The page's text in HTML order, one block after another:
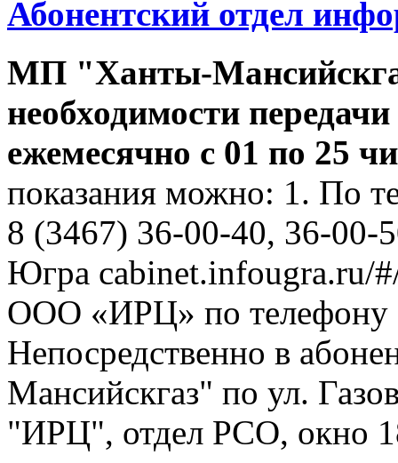
Абонентский отдел
МП "Ханты-
необходимости
ежемесячно с 01 по 25
показания можно: 1. По
8 (3467) 36-00-40, 36-00-
Югра cabinet.infougra.ru/
ООО «ИРЦ» по телефону
Непосредственно в
Мансийскгаз" по ул.
"ИРЦ", отдел РСО, окно